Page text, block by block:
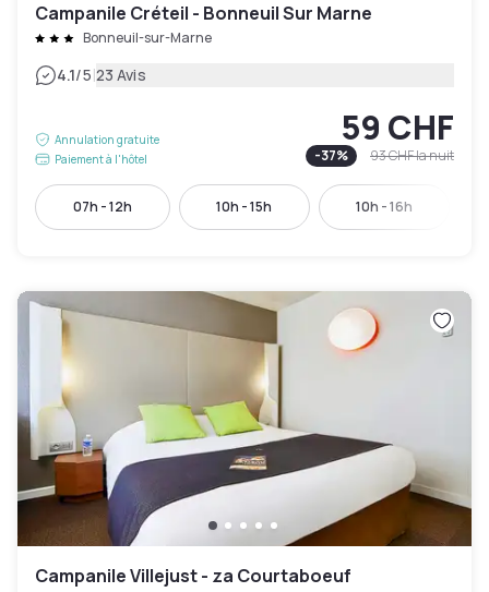
Campanile Créteil - Bonneuil Sur Marne
Bonneuil-sur-Marne
4.1/5|23 Avis
Annulation gratuite
Paiement à l'hôtel
59 CHF
-37% 93 CHFla nuit
07h - 12h 10h - 15h 10h - 16h
Campanile Villejust - za Courtaboeuf